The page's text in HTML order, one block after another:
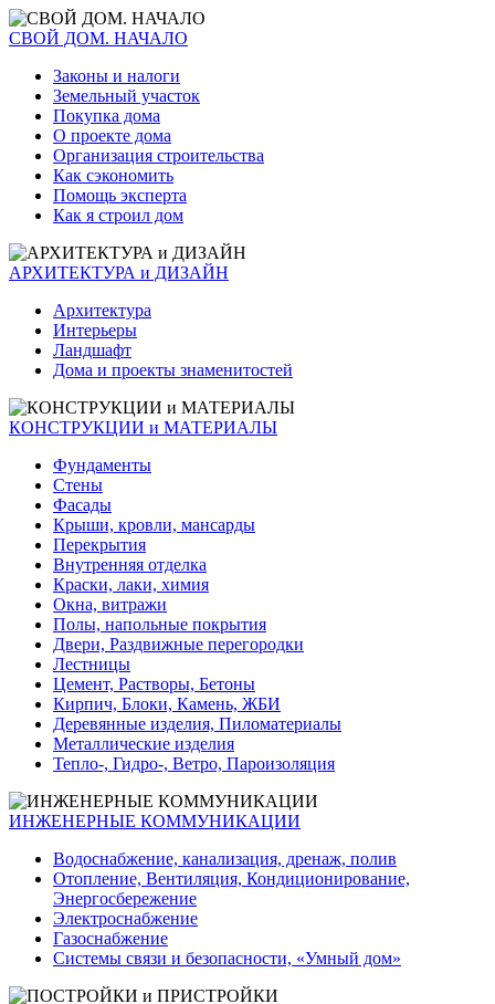
СВОЙ ДОМ. НАЧАЛО
Законы и налоги
Земельный участок
Покупка дома
О проекте дома
Организация строительства
Как сэкономить
Помощь эксперта
Как я строил дом
АРХИТЕКТУРА и ДИЗАЙН
Архитектура
Интерьеры
Ландшафт
Дома и проекты знаменитостей
КОНСТРУКЦИИ и МАТЕРИАЛЫ
Фундаменты
Стены
Фасады
Крыши, кровли, мансарды
Перекрытия
Внутренняя отделка
Краски, лаки, химия
Окна, витражи
Полы, напольные покрытия
Двери, Раздвижные перегородки
Лестницы
Цемент, Растворы, Бетоны
Кирпич, Блоки, Камень, ЖБИ
Деревянные изделия, Пиломатериалы
Металлические изделия
Тепло-, Гидро-, Ветро, Пароизоляция
ИНЖЕНЕРНЫЕ КОММУНИКАЦИИ
Водоснабжение, канализация, дренаж, полив
Отопление, Вентиляция, Кондиционирование,
Энергосбережение
Электроснабжение
Газоснабжение
Системы связи и безопасности, «Умный дом»